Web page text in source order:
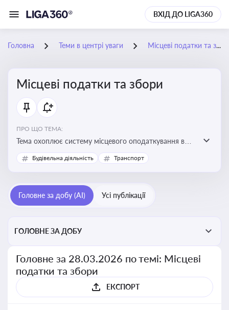
ВХІД ДО LIGA360
Головна Теми в центрі уваги Місцеві податки та збори
Місцеві податки та збори
ПРО ЩО ТЕМА:
Тема охоплює систему місцевого оподаткування в
Україні, включаючи туристичний збір, плату за
земельні ділянки, за паркування транспорту
Будівельна діяльність Транспорт
Головне за добу (AI) Усі публікації
ГОЛОВНЕ ЗА ДОБУ
Головне за 28.03.2026 по темі: Місцеві
податки та збори
ЕКСПОРТ